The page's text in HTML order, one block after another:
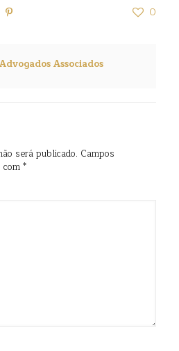
0
Associados
será publicado. Campos
*